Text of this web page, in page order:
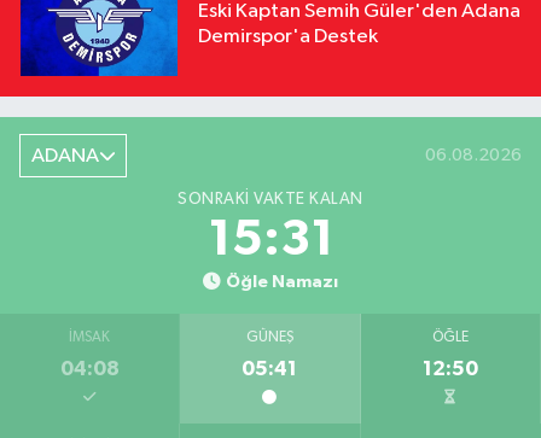
Eski Kaptan Semih Güler'den Adana
Demirspor'a Destek
ADANA 06.08.2026
SONRAKI VAKTE KALAN
15:30
Öğle Namazı
İMSAK
04:08
GÜNEŞ
05:41
ÖĞLE
12:50